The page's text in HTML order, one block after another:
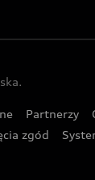
Partnerzy
zgód